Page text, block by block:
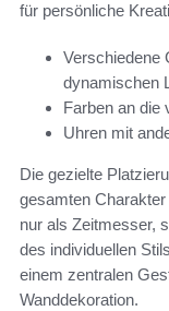
für persönliche
Verschiedene
dynamischen
Farben an die
Uhren mit
Die gezielte
gesamten
nur als Zeitmesser,
des individuellen
einem zentralen
Wanddekoration.